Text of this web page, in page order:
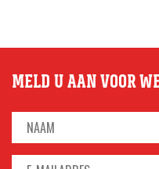
MELD U AAN VOOR